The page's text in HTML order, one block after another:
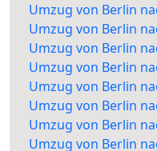
Umzug von Berlin
Umzug von Berlin
Umzug von Berlin
Umzug von Berlin
Umzug von Berlin
Umzug von Berlin
Umzug von Berlin
Umzug von Berlin